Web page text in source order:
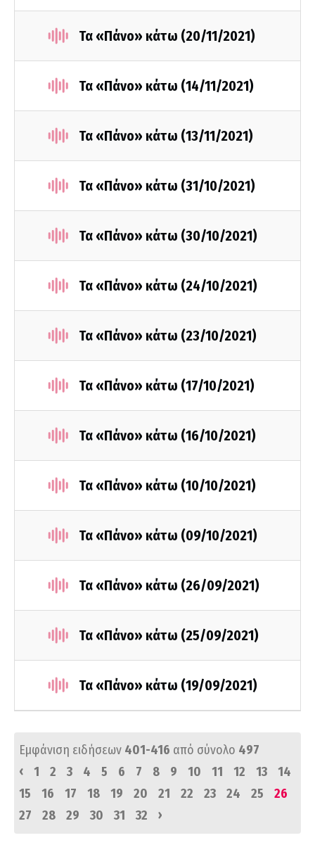
Τα «Πάνο» κάτω (20/11/2021)
Τα «Πάνο» κάτω (14/11/2021)
Τα «Πάνο» κάτω (13/11/2021)
Τα «Πάνο» κάτω (31/10/2021)
Τα «Πάνο» κάτω (30/10/2021)
Τα «Πάνο» κάτω (24/10/2021)
Τα «Πάνο» κάτω (23/10/2021)
Τα «Πάνο» κάτω (17/10/2021)
Τα «Πάνο» κάτω (16/10/2021)
Τα «Πάνο» κάτω (10/10/2021)
Τα «Πάνο» κάτω (09/10/2021)
Τα «Πάνο» κάτω (26/09/2021)
Τα «Πάνο» κάτω (25/09/2021)
Τα «Πάνο» κάτω (19/09/2021)
Εμφάνιση ειδήσεων 401-416 από σύνολο 497
‹
1 2 3 4 5 6 7 8 9 10 11 12 13
14
15
16 17 18 19 20 21 22 23 24 25
26
27
28 29 30 31 32 ›